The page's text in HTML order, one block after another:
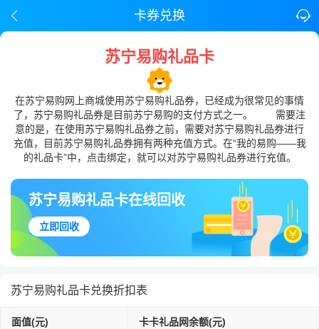
卡券兑换
苏宁易购礼品卡
在苏宁易购网上商城使用苏宁易购礼品券，已经成为很常见的事情
了，苏宁易购礼品券是目前苏宁易购的支付方式之一。 需要注
意的是，在使用苏宁易购礼品券之前，需要对苏宁易购礼品券进行
充值，目前苏宁易购礼品券拥有两种充值方式。在“我的易购——我
的礼品卡”中，点击绑定，就可以对苏宁易购礼品券进行充值。
苏宁易购礼品卡在线回收
立即回收
苏宁易购礼品卡兑换折扣表
面值(元) 卡卡礼品网余额(元)